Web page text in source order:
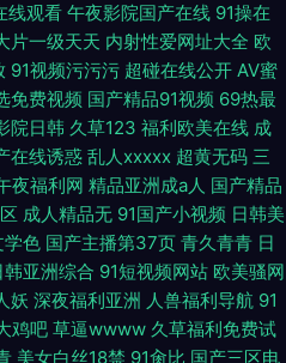
线观看 午夜影院国产在线 91操在
片一级天天 内射性爱网址大全 欧
91视频污污污 超碰在线公开 AV蜜
免费视频 国产精品91视频 69热最
院日韩 久草123 福利欧美在线 成
在线诱惑 乱人xxxxx 超黄无码 三
夜福利网 精品亚洲成a人 国产精品
成人精品无 91国产小视频 日韩美
学色 国产主播第37页 青久青青 日
韩亚洲综合 91短视频网站 欧美骚网
妖 深夜福利亚洲 人兽福利导航 91
鸡吧 草逼wwww 久草福利免费试
美女白丝18禁 91肏比 国产三区电